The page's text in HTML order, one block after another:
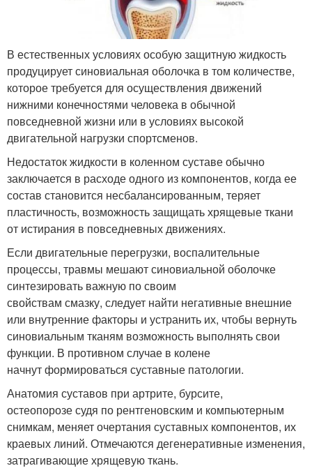
В естественных условиях особую защитную жидкость
продуцирует синовиальная оболочка в том количестве,
которое требуется для осуществления движений
нижними конечностями человека в обычной
повседневной жизни или в условиях высокой
двигательной нагрузки спортсменов.
Недостаток жидкости в коленном суставе обычно
заключается в расходе одного из компонентов, когда ее
состав становится несбалансированным, теряет
пластичность, возможность защищать хрящевые ткани
от истирания в повседневных движениях.
Если двигательные перегрузки, воспалительные
процессы, травмы мешают синовиальной оболочке
синтезировать важную по своим
свойствам смазку, следует найти негативные внешние
или внутренние факторы и устранить их, чтобы вернуть
синовиальным тканям возможность выполнять свои
функции. В противном случае в колене
начнут формироваться суставные патологии.
Анатомия суставов при артрите, бурсите,
остеопорозе судя по рентгеновским и компьютерным
снимкам, меняет очертания суставных компонентов, их
краевых линий. Отмечаются дегенеративные изменения,
затрагивающие хрящевую ткань.